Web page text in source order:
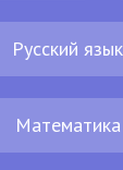
Русский